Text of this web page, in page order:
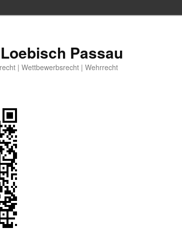
Passau
| Wettbewerbsrecht | Wehrrecht